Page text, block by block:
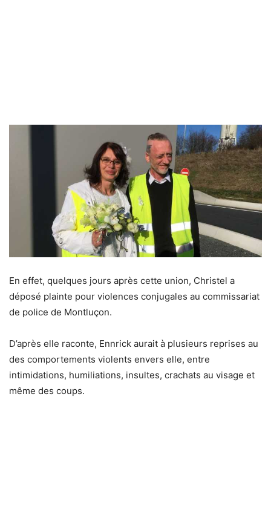
En effet, quelques jours après cette union, Christel a
déposé plainte pour violences conjugales au commissariat
de police de Montluçon.
D’après elle raconte, Ennrick aurait à plusieurs reprises au
des comportements violents envers elle, entre
intimidations, humiliations, insultes, crachats au visage et
même des coups.